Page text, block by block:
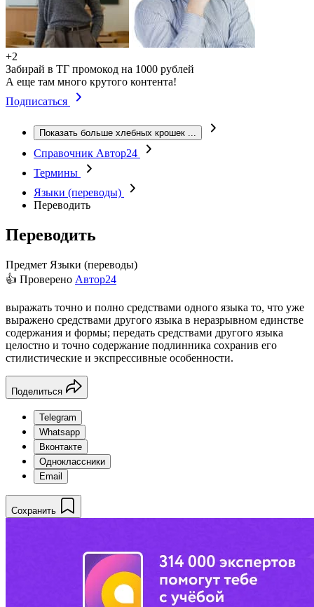
+2
Забирай в ТГ промокод на 1000 рублей
А еще там много крутого контента!
Подписаться
Показать больше хлебных крошек ...
Справочник Автор24
Термины
Языки (переводы)
Переводить
Переводить
Предмет Языки (переводы)
👍 Проверено Автор24
выражать точно и полно средствами одного языка то, что уже
выражено средствами другого языка в неразрывном единстве
содержания и формы; передать средствами другого языка
целостно и точно содержание подлинника сохранив его
стилистические и экспрессивные особенности.
Поделиться
Telegram
Whatsapp
Вконтакте
Одноклассники
Email
Сохранить